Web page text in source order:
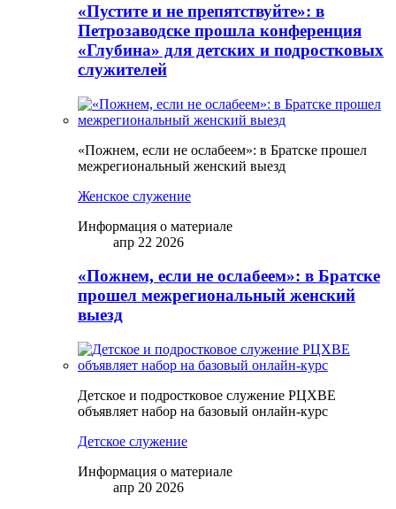
«Пустите и не препятствуйте»: в
Петрозаводске прошла конференция
«Глубина» для детских и подростковых
служителей
«Пожнем, если не ослабеем»: в Братске прошел
межрегиональный женский выезд
Женское служение
Информация о материале
апр 22 2026
«Пожнем, если не ослабеем»: в Братске
прошел межрегиональный женский
выезд
Детское и подростковое служение РЦХВЕ
объявляет набор на базовый онлайн-курс
Детское служение
Информация о материале
апр 20 2026